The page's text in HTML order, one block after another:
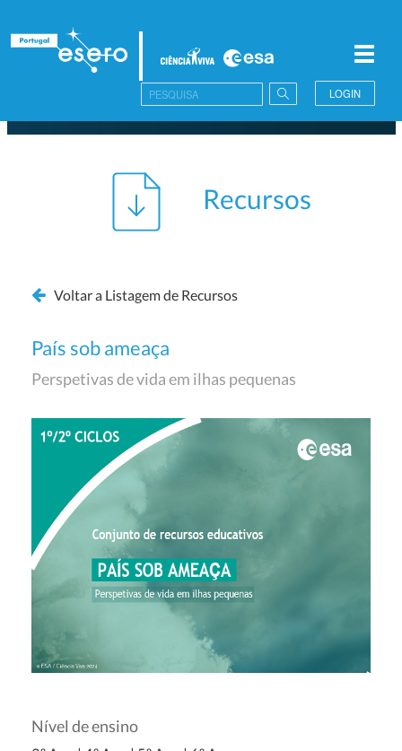
LOGIN
Recursos
Voltar a Listagem de Recursos
País sob ameaça
Perspetivas de vida em ilhas pequenas
Nível de ensino